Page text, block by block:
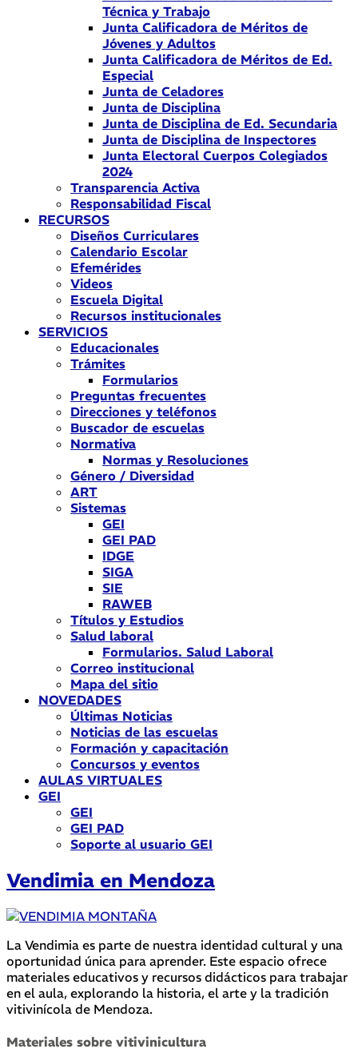
Técnica y Trabajo
Junta Calificadora de Méritos de
Jóvenes y Adultos
Junta Calificadora de Méritos de Ed.
Especial
Junta de Celadores
Junta de Disciplina
Junta de Disciplina de Ed. Secundaria
Junta de Disciplina de Inspectores
Junta Electoral Cuerpos Colegiados
2024
Transparencia Activa
Responsabilidad Fiscal
RECURSOS
Diseños Curriculares
Calendario Escolar
Efemérides
Videos
Escuela Digital
Recursos institucionales
SERVICIOS
Educacionales
Trámites
Formularios
Preguntas frecuentes
Direcciones y teléfonos
Buscador de escuelas
Normativa
Normas y Resoluciones
Género / Diversidad
ART
Sistemas
GEI
GEI PAD
IDGE
SIGA
SIE
RAWEB
Títulos y Estudios
Salud laboral
Formularios. Salud Laboral
Correo institucional
Mapa del sitio
NOVEDADES
Últimas Noticias
Noticias de las escuelas
Formación y capacitación
Concursos y eventos
AULAS VIRTUALES
GEI
GEI
GEI PAD
Soporte al usuario GEI
Vendimia en Mendoza
La Vendimia es parte de nuestra identidad cultural y una
oportunidad única para aprender. Este espacio ofrece
materiales educativos y recursos didácticos para trabajar
en el aula, explorando la historia, el arte y la tradición
vitivinícola de Mendoza.
Materiales sobre vitivinicultura